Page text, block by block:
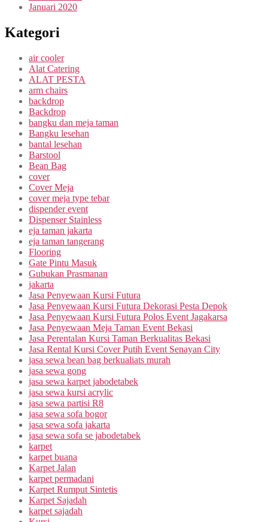
Januari 2020
Kategori
air cooler
Alat Catering
ALAT PESTA
arm chairs
backdrop
Backdrop
bangku dan meja taman
Bangku lesehan
bantal lesehan
Barstool
Bean Bag
cover
Cover Meja
cover meja type tebar
dispender event
Dispenser Stainless
eja taman jakarta
eja taman tangerang
Flooring
Gate Pintu Masuk
Gubukan Prasmanan
jakarta
Jasa Penyewaan Kursi Futura
Jasa Penyewaan Kursi Futura Dekorasi Pesta Depok
Jasa Penyewaan Kursi Futura Polos Event Jagakarsa
Jasa Penyewaan Meja Taman Event Bekasi
Jasa Perentalan Kursi Taman Berkualitas Bekasi
Jasa Rental Kursi Cover Putih Event Senayan City
jasa sewa bean bag berkualiats murah
jasa sewa gong
jasa sewa karpet jabodetabek
jasa sewa kursi acrylic
jasa sewa partisi R8
jasa sewa sofa bogor
jasa sewa sofa jakarta
jasa sewa sofa se jabodetabek
karpet
karpet buana
Karpet Jalan
karpet permadani
Karpet Rumput Sintetis
Karpet Sajadah
karpet sajadah